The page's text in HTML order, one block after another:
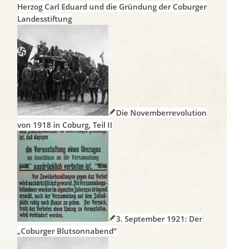
Herzog Carl Eduard und die Gründung der Coburger
Landesstiftung
Die Novemberrevolution
von 1918 in Coburg, Teil II
3. September 1921: Der
„Coburger Blutsonnabend“